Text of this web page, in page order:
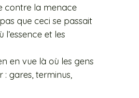
contre la menace
que ceci se passait
et les
en vue là où les gens
gares, terminus,